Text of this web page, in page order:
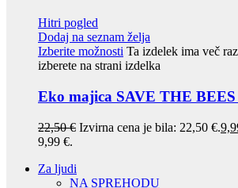
Hitri pogled
Dodaj na seznam želja
Izberite možnosti Ta izdelek ima več
izberete na strani izdelka
Eko majica SAVE THE BEES
22,50€ Izvirna cena je bila: 22,50 €.
9,99 €.
Za ljudi
NA SPREHODU